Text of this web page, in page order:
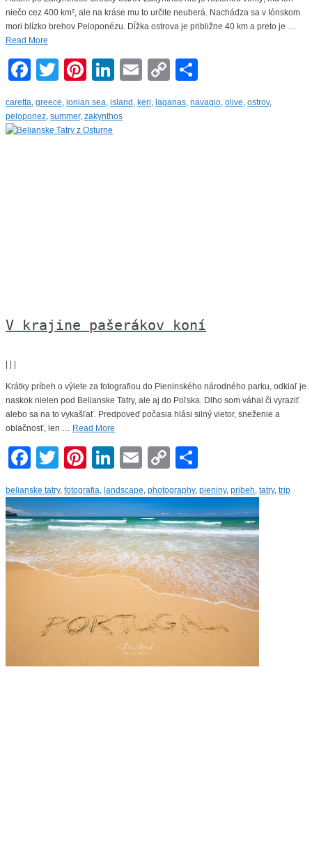
niečo cez 400 km², ale na kráse mu to určite neuberá. Nachádza sa v Iónskom
mori blízko brehov Peloponézu. Dĺžka ostrova je približne 40 km a preto je …
Read More
Facebook
TwitterPinterest
LinkedIn
EmailCopy
caretta, greece, ionian sea, island , keri, laganas, navagio, olive, ostrov,
peloponez, summer, zakynthos
V krajine pašerákov koní
Krátky príbeh o výlete za fotografiou do Pieninského národného parku, odkiaľ je
naskok nielen pod Belianske Tatry, ale aj do Poľska. Dlho som váhal či vyraziť
alebo sa na to vykašľať. Predpoveď počasia hlási silný vietor, sneženie a
oblačnosť, len … Read More
Facebook
TwitterPinterest
LinkedIn
EmailCopy
Link
belianske tatry, fotografia, landscape, photography, pieniny, pribeh, tatry, trip